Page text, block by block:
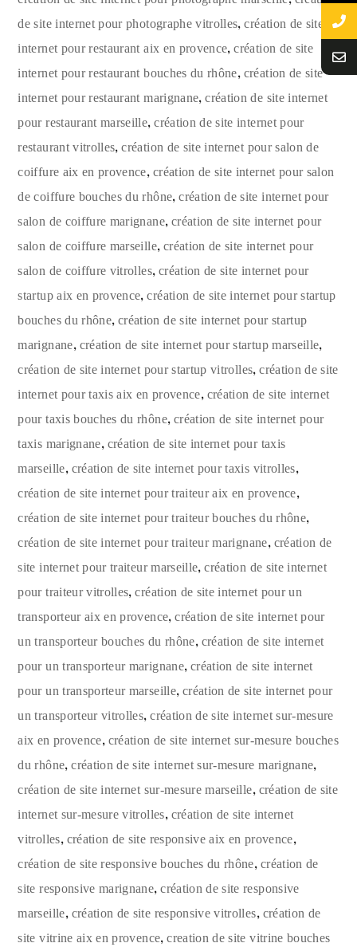
de site internet pour photographe vitrolles,création de site
internet pour restaurant aix en provence,création de site
internet pour restaurant bouches du rhône, création de site
internet pour restaurant marignane,création de site internet
pour restaurant marseille,création de site internet pour
restaurant vitrolles,création de site internet pour salon de
coiffure aix en provence, création de site internet pour salon
de coiffure bouches du rhône,création de site internet pour
salon de coiffure marignane, création de site internet pour
salon de coiffure marseille, création de site internet pour
salon de coiffure vitrolles, création de site internet pour
startup aix en provence,création de site internet pour startup
bouches du rhône,création de site internet pour startup
marignane, création de site internet pour startup marseille,
création de site internet pour startup vitrolles,création de site
internet pour taxis aix en provence, création de site internet
pour taxis bouches du rhône, création de site internet pour
taxis marignane, création de site internet pour taxis
marseille, création de site internet pour taxis vitrolles,
création de site internet pour traiteur aix en provence,
création de site internet pour traiteur bouches du rhône,
création de site internet pour traiteur marignane, création de
site internet pour traiteur marseille,création de site internet
pour traiteur vitrolles,création de site internet pour un
transporteur aix en provence,création de site internet pour
un transporteur bouches du rhône, création de site internet
pour un transporteur marignane, création de site internet
pour un transporteur marseille, création de site internet pour
un transporteur vitrolles,création de site internet sur-mesure
aix en provence, création de site internet sur-mesure bouches
du rhône,création de site internet sur-mesure marignane,
création de site internet sur-mesure marseille, création de site
internet sur-mesure vitrolles, création de site internet
vitrolles, création de site responsive aix en provence,
création de site responsive bouches du rhône, création de
site responsive marignane,création de site responsive
marseille, création de site responsive vitrolles, création de
site vitrine aix en provence,creation de site vitrine bouches